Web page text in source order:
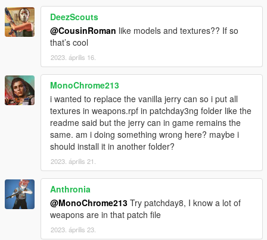
DeezScouts
@CousinRoman like models and textures?? If so
that’s cool
2023. április 16.
MonoChrome213
i wanted to replace the vanilla jerry can so i put all
textures in weapons.rpf in patchday3ng folder like the
readme said but the jerry can in game remains the
same. am i doing something wrong here? maybe i
should install it in another folder?
2023. április 21.
Anthronia
@MonoChrome213 Try patchday8, I know a lot of
weapons are in that patch file
2023. április 23.